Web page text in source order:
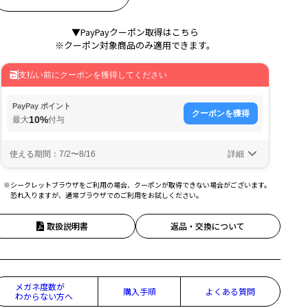
▼PayPayクーポン取得はこちら
※クーポン対象商品のみ適用できます。
※シークレットブラウザをご利用の場合、クーポンが取得できない場合がございます。
恐れ入りますが、通常ブラウザでのご利用をお試しください。
取扱説明書 返品・交換について
メガネ度数が
わからない方へ
購入手順 よくある質問